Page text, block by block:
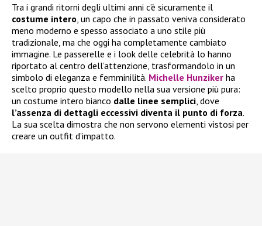
Tra i grandi ritorni degli ultimi anni c’è sicuramente il
costume intero , un capo che in passato veniva considerato
meno moderno e spesso associato a uno stile più
tradizionale, ma che oggi ha completamente cambiato
immagine. Le passerelle e i look delle celebrità lo hanno
riportato al centro dell’attenzione, trasformandolo in un
simbolo di eleganza e femminilità. Michelle Hunziker ha
scelto proprio questo modello nella sua versione più pura:
un costume intero bianco dalle linee semplici , dove
l’assenza di dettagli eccessivi diventa il punto di forza.
La sua scelta dimostra che non servono elementi vistosi per
creare un outfit d’impatto.